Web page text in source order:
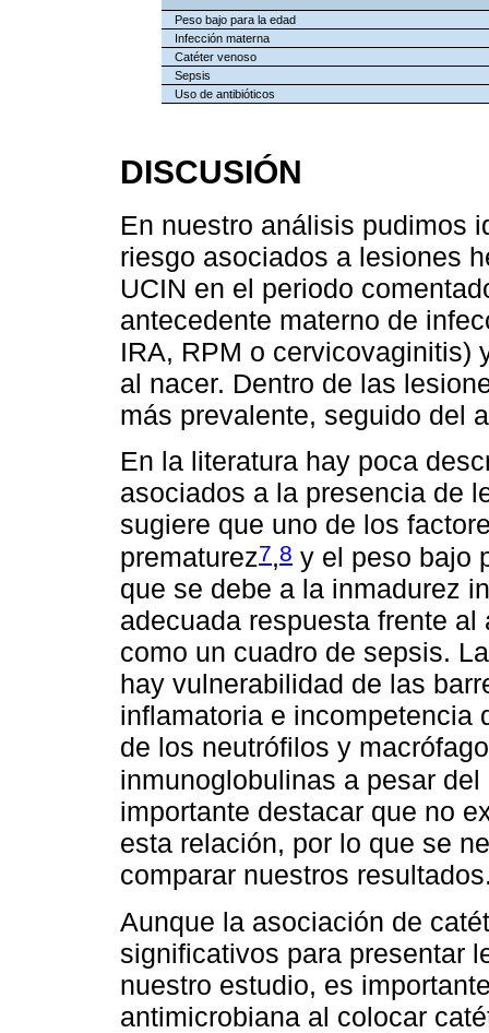
Peso bajo para la edad
Infección materna
Catéter venoso
Sepsis
Uso de antibióticos
DISCUSIÓN
En nuestro análisis pudimos
riesgo asociados a lesiones
UCIN en el periodo
antecedente materno de
IRA, RPM o cervicovaginitis)
al nacer. Dentro de las
más prevalente, seguido del
En la literatura hay poca
asociados a la presencia de
sugiere que uno de los
prematurez7,8 y el peso bajo
que se debe a la inmadurez
adecuada respuesta frente
como un cuadro de sepsis.
hay vulnerabilidad de las
inflamatoria e incompetencia
de los neutrófilos y
inmunoglobulinas a pesar
importante destacar que no
esta relación, por lo que se
comparar nuestros
Aunque la asociación de
significativos para presentar
nuestro estudio, es
antimicrobiana al colocar